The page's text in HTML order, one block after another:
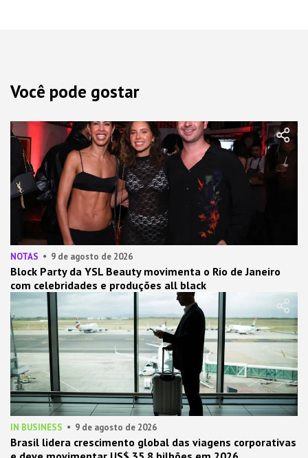
Você pode gostar
NOTAS 9 de agosto de 2026
Block Party da YSL Beauty movimenta o Rio de Janeiro
com celebridades e produções all black
IN BUSINESS 9 de agosto de 2026
Brasil lidera crescimento global das viagens corporativas